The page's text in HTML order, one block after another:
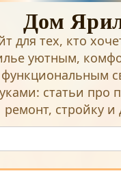
Дом
для тех, кто
уютным,
функциональным
статьи про
ремонт, стройку и